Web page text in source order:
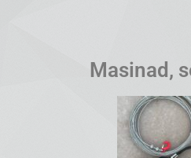
Masinad,